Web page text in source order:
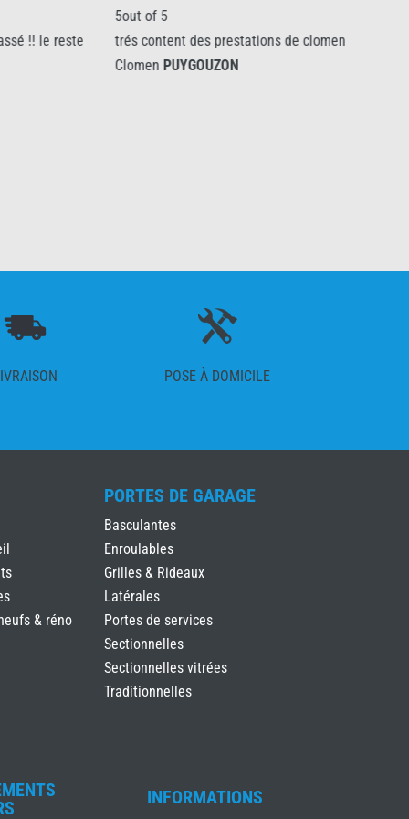
des prestations de clomen
5out of 5
POSE À DOMICILE
& réno
PORTES DE GARAGE
Basculantes
Enroulables
Grilles & Rideaux
Latérales
Portes de services
Sectionnelles
Sectionnelles vitrées
Traditionnelles
INFORMATIONS